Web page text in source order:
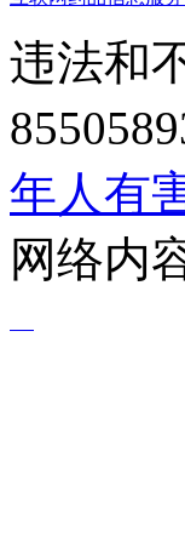
违法和
年人有
网络内